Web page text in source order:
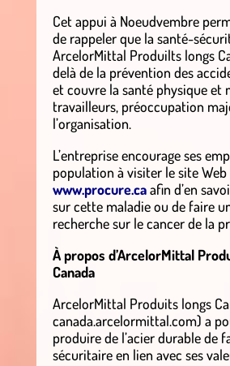
Cet appui à Noeudvembre
de rappeler que la santé-
ArcelorMittal Produilts longs
delà de la prévention des
et couvre la santé physique et
travailleurs, préoccupation
l’organisation.
L’entreprise encourage ses
population à visiter le site Web
www.procure.caafin d’en
sur cette maladie ou de faire
recherche sur le cancer de la
À propos d’ArcelorMittal
Canada
ArcelorMittal Produits longs
canada.arcelormittal.com) a
produire de l’acier durable de
sécuritaire en lien avec ses